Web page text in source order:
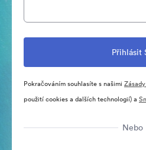
Pokračováním souhlasíte s našimi
použití cookies a dalších technologií) a
Nebo